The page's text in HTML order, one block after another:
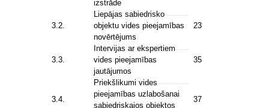
izstrāde
3.2.
Liepājas sabiedrisko
objektu vides pieejamības
novērtējums
23
3.3.
Intervijas ar ekspertiem
vides pieejamības
jautājumos
35
3.4.
Priekšlikumi vides
pieejamības uzlabošanai
sabiedriskajos objektos
37